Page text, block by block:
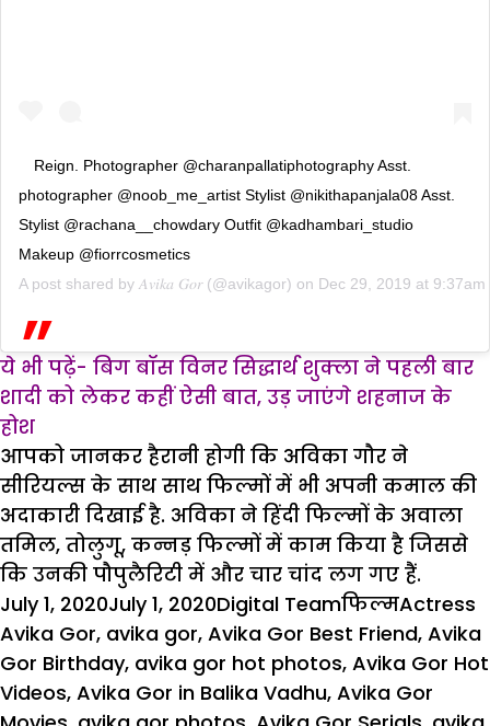
Reign. Photographer @charanpallatiphotography Asst.
photographer @noob_me_artist Stylist @nikithapanjala08 Asst.
Stylist @rachana__chowdary Outfit @kadhambari_studio
Makeup @fiorrcosmetics
A post shared by 𝐴𝑣𝑖𝑘𝑎 𝐺𝑜𝑟(@avikagor) on Dec 29, 2019 at 9:37am
ये भी पढ़ें- बिग बॉस विनर सिद्धार्थ शुक्ला ने पहली बार
शादी को लेकर कहीं ऐसी बात, उड़ जाएंगे शहनाज के
होश
आपको जानकर हैरानी होगी कि अविका गौर ने
सीरियल्स के साथ साथ फिल्मों में भी अपनी कमाल की
अदाकारी दिखाई है. अविका ने हिंदी फिल्मों के अवाला
तमिल, तोलुगू, कन्नड़ फिल्मों में काम किया है जिससे
कि उनकी पौपुलैरिटी में और चार चांद लग गए हैं.
Posted
on
July 1, 2020July 1, 2020Author
Digital TeamCategories
फिल्मTags
Actress
Avika Gor, avika gor, Avika Gor Best Friend, Avika
Gor Birthday, avika gor hot photos, Avika Gor Hot
Videos, Avika Gor in Balika Vadhu, Avika Gor